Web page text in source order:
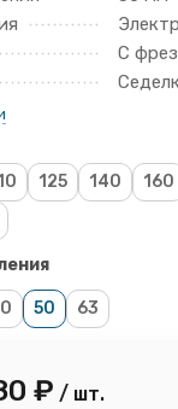
С
125 140 160
50 63
₽ / шт.